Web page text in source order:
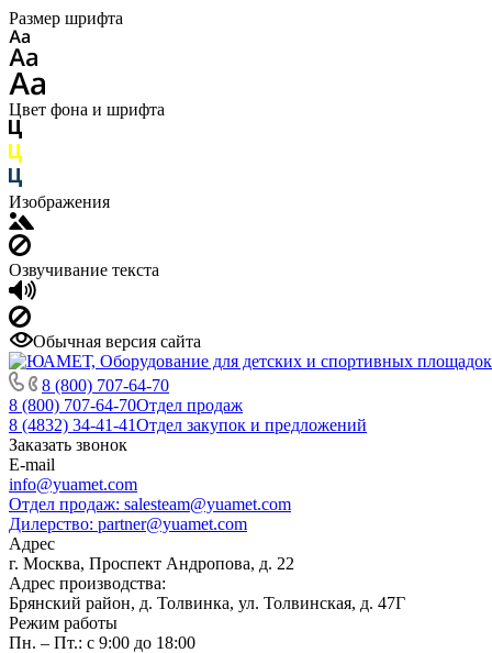
Размер шрифта
Цвет фона и шрифта
Изображения
Озвучивание текста
Обычная версия сайта
8 (800) 707-64-70
8 (800) 707-64-70Отдел продаж
8 (4832) 34-41-41Отдел закупок и предложений
Заказать звонок
E-mail
info@yuamet.com
Отдел продаж: salesteam@yuamet.com
Дилерство: partner@yuamet.com
Адрес
г. Москва, Проспект Андропова, д. 22
Адрес производства:
Брянский район, д. Толвинка, ул. Толвинская, д. 47Г
Режим работы
Пн. – Пт.: с 9:00 до 18:00